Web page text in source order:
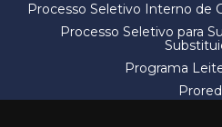
Processo Seletivo Interno de
Processo Seletivo para
Programa